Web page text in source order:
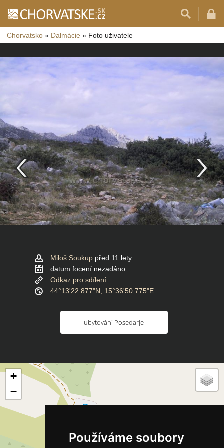
Používáme soubory
Chorvatsko » Dalmácie » Foto uživatele
Miloš Soukup před 11 lety
datum focení nezadáno
Odkaz pro sdílení
44°13'22.877"N, 15°36'50.775"E
ubytování Posedarje
+
−